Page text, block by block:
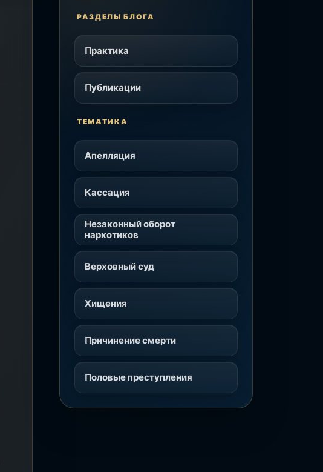
РАЗДЕЛЫ БЛОГА
Практика
Публикации
ТЕМАТИКА
Апелляция
Кассация
Незаконный оборот
наркотиков
Верховный суд
Хищения
Причинение смерти
Половые преступления